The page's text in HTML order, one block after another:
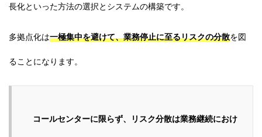
長化といった方法の選択とシステムの構築です。
多拠点化は一極集中を避けて、業務停止に至るリスクの分散を図
ることになります。
コールセンターに限らず、リスク分散は業務継続におけ